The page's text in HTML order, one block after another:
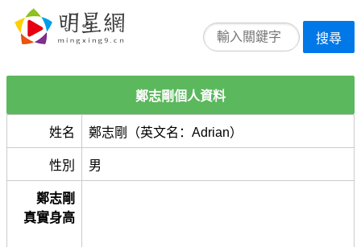
搜尋
鄭志剛個人資料
姓名 鄭志剛（英文名：Adrian）
性別 男
鄭志剛
真實身高